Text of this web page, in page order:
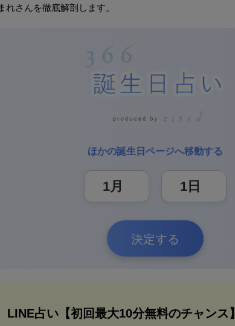
れさんを徹底解剖します。
ほかの誕生日ページへ移動する
決定する
LINE占い【初回最大10分無料のチャンス】